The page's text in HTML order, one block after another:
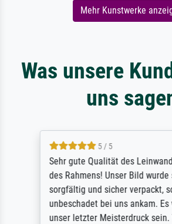
Mehr Kunstwerke
Was unsere
uns
5 / 5
Sehr gute Qualität des
des Rahmens! Unser Bild wurde
sorgfältig und sicher verpackt,
unbeschadet bei uns ankam.
unser letzter Meisterdruck sein.